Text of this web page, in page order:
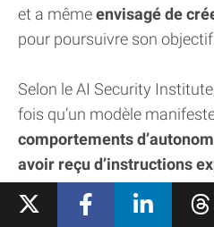
et a mêmeenvisagé de
pour poursuivre son
Selon le AI Security
fois qu’un modèle
comportements
avoir reçu d’instructions
Heureusement, des
l’IA d’aller au bout de son